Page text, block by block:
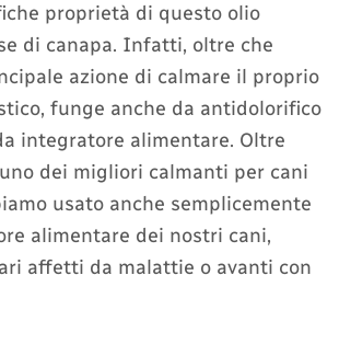
proprietà di questo olio
di canapa. Infatti, oltre che
azione di calmare il proprio
funge anche da antidolorifico
integratore alimentare. Oltre
dei migliori calmanti per cani
usato anche semplicemente
alimentare dei nostri cani,
affetti da malattie o avanti con